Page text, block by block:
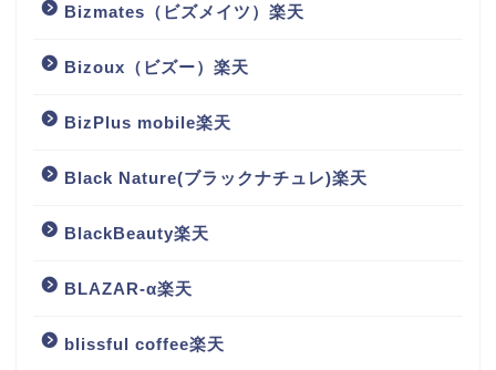
Bizmates（ビズメイツ）楽天
Bizoux（ビズー）楽天
BizPlus mobile楽天
Black Nature(ブラックナチュレ)楽天
BlackBeauty楽天
BLAZAR-α楽天
blissful coffee楽天